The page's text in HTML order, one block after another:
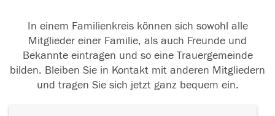
In einem Familienkreis können sich sowohl alle
Mitglieder einer Familie, als auch Freunde und
Bekannte eintragen und so eine Trauergemeinde
bilden. Bleiben Sie in Kontakt mit anderen Mitgliedern
und tragen Sie sich jetzt ganz bequem ein.